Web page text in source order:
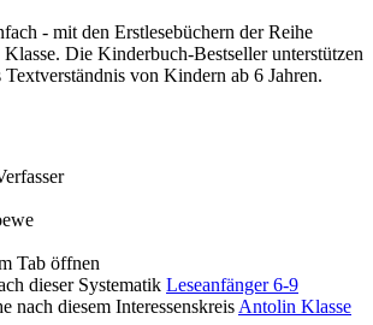
- mit den Erstlesebüchern der Reihe
Die Kinderbuch-Bestseller unterstützen
von Kindern ab 6 Jahren.
Tab öffnen
dieser Systematik Leseanfänger 6-9
nach diesem Interessenskreis Antolin Klasse